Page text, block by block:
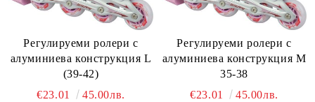
Регулируеми ролери с
алуминиева конструкция L
(39-42)
€23.01 45.00лв.
Регулируеми ролери с
алуминиева конструкция M
35-38
€23.01 45.00лв.